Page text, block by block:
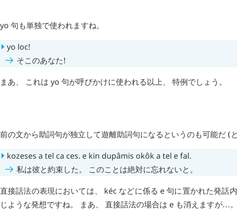
yo 句も単独で使われますね。
yo loc!
そこのあなた!
まあ、 これは yo 句が呼びかけに使われる以上、 特例でしょう。
前の文から助詞句が独立して遊離助詞句になるというのも可能だ (
kozeses a tel ca ces. e kin dupâmis okôk a tel efal.
私は彼と約束した。 このことは絶対に忘れないと。
直接話法の表現においては、 kéc などに係る e句に置かれた発話
じような発想ですね。 まあ、 直接話法の場合は e も消えますが…。